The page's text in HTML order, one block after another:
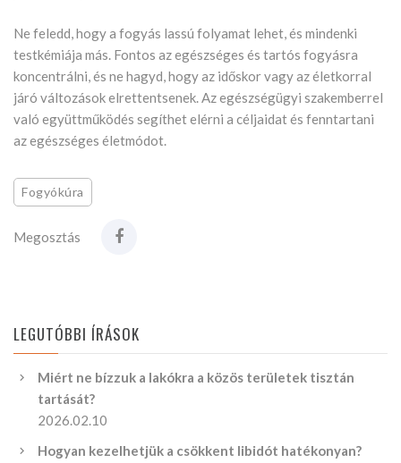
Ne feledd, hogy a fogyás lassú folyamat lehet, és mindenki
testkémiája más. Fontos az egészséges és tartós fogyásra
koncentrálni, és ne hagyd, hogy az időskor vagy az életkorral
járó változások elrettentsenek. Az egészségügyi szakemberrel
való együttműködés segíthet elérni a céljaidat és fenntartani
az egészséges életmódot.
Fogyókúra
Megosztás
LEGUTÓBBI ÍRÁSOK
Miért ne bízzuk a lakókra a közös területek tisztán
tartását?
2026.02.10
Hogyan kezelhetjük a csökkent libidót hatékonyan?